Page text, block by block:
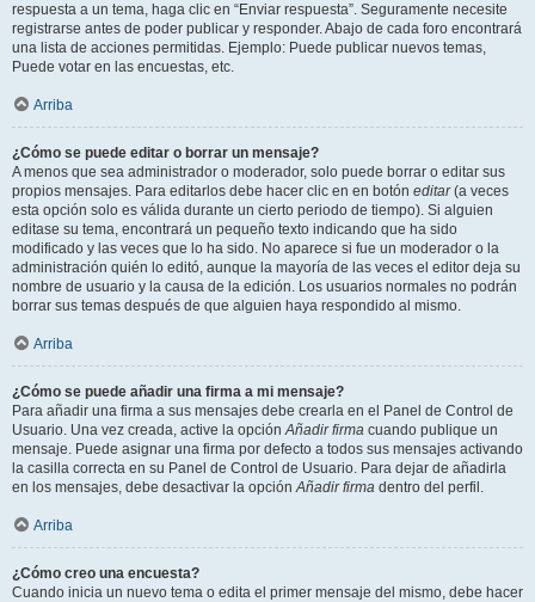
respuesta a un tema, haga clic en “Enviar respuesta”. Seguramente necesite
registrarse antes de poder publicar y responder. Abajo de cada foro encontrará
una lista de acciones permitidas. Ejemplo: Puede publicar nuevos temas,
Puede votar en las encuestas, etc.
Arriba
¿Cómo se puede editar o borrar un mensaje?
A menos que sea administrador o moderador, solo puede borrar o editar sus
propios mensajes. Para editarlos debe hacer clic en en botón editar(a veces
esta opción solo es válida durante un cierto periodo de tiempo). Si alguien
editase su tema, encontrará un pequeño texto indicando que ha sido
modificado y las veces que lo ha sido. No aparece si fue un moderador o la
administración quién lo editó, aunque la mayoría de las veces el editor deja su
nombre de usuario y la causa de la edición. Los usuarios normales no podrán
borrar sus temas después de que alguien haya respondido al mismo.
Arriba
¿Cómo se puede añadir una firma a mi mensaje?
Para añadir una firma a sus mensajes debe crearla en el Panel de Control de
Usuario. Una vez creada, active la opciónAñadir firma cuando publique un
mensaje. Puede asignar una firma por defecto a todos sus mensajes activando
la casilla correcta en su Panel de Control de Usuario. Para dejar de añadirla
en los mensajes, debe desactivar la opciónAñadir firma dentro del perfil.
Arriba
¿Cómo creo una encuesta?
Cuando inicia un nuevo tema o edita el primer mensaje del mismo, debe hacer